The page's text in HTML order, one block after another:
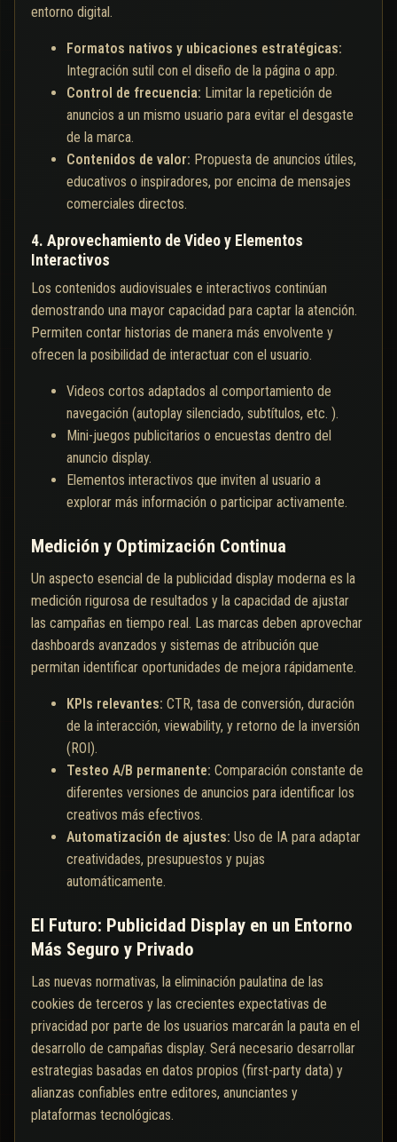
entorno digital.
Formatos nativos y ubicaciones estratégicas:
Integración sutil con el diseño de la página o app.
Control de frecuencia: Limitar la repetición de
anuncios a un mismo usuario para evitar el desgaste
de la marca.
Contenidos de valor: Propuesta de anuncios útiles,
educativos o inspiradores, por encima de mensajes
comerciales directos.
4. Aprovechamiento de Video y Elementos
Interactivos
Los contenidos audiovisuales e interactivos continúan
demostrando una mayor capacidad para captar la atención.
Permiten contar historias de manera más envolvente y
ofrecen la posibilidad de interactuar con el usuario.
Videos cortos adaptados al comportamiento de
navegación (autoplay silenciado, subtítulos, etc. ).
Mini-juegos publicitarios o encuestas dentro del
anuncio display.
Elementos interactivos que inviten al usuario a
explorar más información o participar activamente.
Medición y Optimización Continua
Un aspecto esencial de la publicidad display moderna es la
medición rigurosa de resultados y la capacidad de ajustar
las campañas en tiempo real. Las marcas deben aprovechar
dashboards avanzados y sistemas de atribución que
permitan identificar oportunidades de mejora rápidamente.
KPIs relevantes: CTR, tasa de conversión, duración
de la interacción, viewability, y retorno de la inversión
(ROI).
Testeo A/B permanente: Comparación constante de
diferentes versiones de anuncios para identificar los
creativos más efectivos.
Automatización de ajustes: Uso de IA para adaptar
creatividades, presupuestos y pujas
automáticamente.
El Futuro: Publicidad Display en un Entorno
Más Seguro y Privado
Las nuevas normativas, la eliminación paulatina de las
cookies de terceros y las crecientes expectativas de
privacidad por parte de los usuarios marcarán la pauta en el
desarrollo de campañas display. Será necesario desarrollar
estrategias basadas en datos propios (first-party data) y
alianzas confiables entre editores, anunciantes y
plataformas tecnológicas.